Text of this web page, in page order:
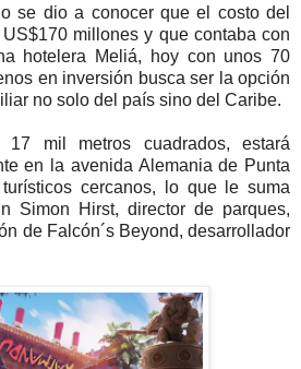
se dio a conocer que el costo del
millones y que contaba con
hotelera Meliá, hoy con unos 70
en inversión busca ser la opción
no solo del país sino del Caribe.
17 mil metros cuadrados, estará
en la avenida Alemania de Punta
cercanos, lo que le suma
Simon Hirst, director de parques,
de Falcón´s Beyond, desarrollador